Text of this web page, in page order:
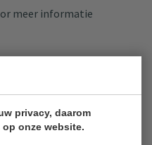
privacy, daarom
onze website.
meer informatie
OVERZICHT